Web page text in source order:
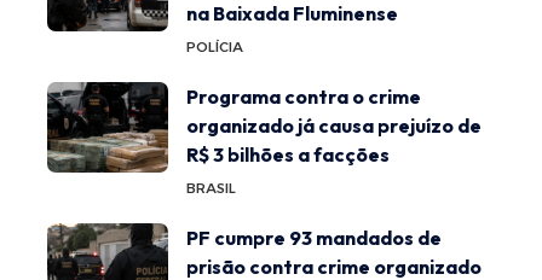
na Baixada Fluminense
POLÍCIA
Programa contra o crime
organizado já causa prejuízo de
R$ 3 bilhões a facções
BRASIL
PF cumpre 93 mandados de
prisão contra crime organizado